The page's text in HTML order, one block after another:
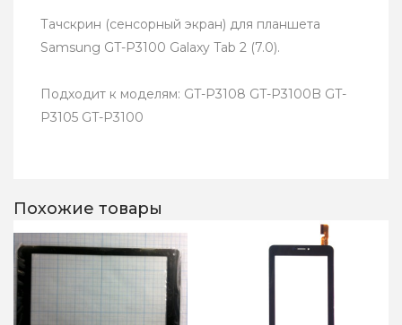
Тачскрин (сенсорный экран) для планшета
Samsung GT-P3100 Galaxy Tab 2 (7.0).
Подходит к моделям: GT-P3108 GT-P3100B GT-
P3105 GT-P3100
Похожие товары